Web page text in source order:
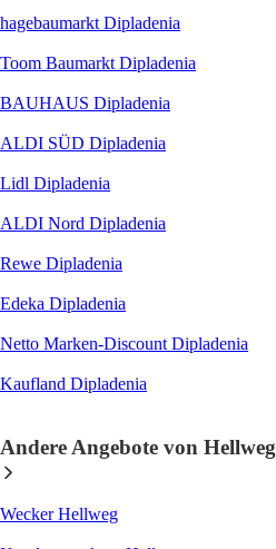
hagebaumarkt Dipladenia
Toom Baumarkt Dipladenia
BAUHAUS Dipladenia
ALDI SÜD Dipladenia
Lidl Dipladenia
ALDI Nord Dipladenia
Rewe Dipladenia
Edeka Dipladenia
Netto Marken-Discount Dipladenia
Kaufland Dipladenia
Andere Angebote von Hellweg
Wecker Hellweg